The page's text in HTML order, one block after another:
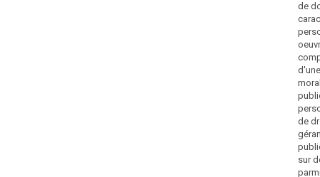
de
de
sur